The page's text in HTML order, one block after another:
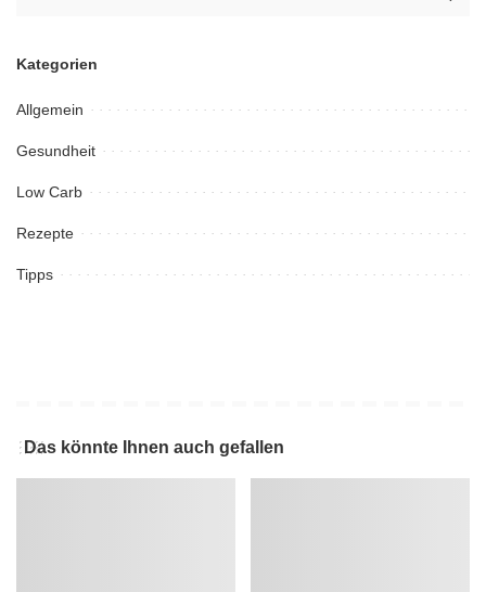
Kategorien
Allgemein
Gesundheit
Low Carb
Rezepte
Tipps
Das könnte Ihnen auch gefallen